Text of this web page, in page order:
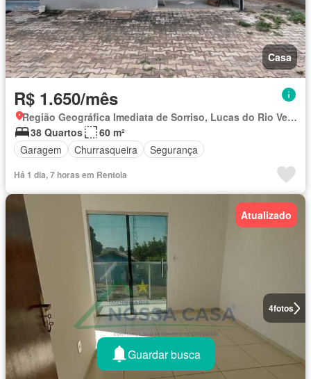
Casa
R$ 1.650/mês
Região Geográfica Imediata de Sorriso, Lucas do Rio Verde
38 Quartos
60 m²
Garagem
Churrasqueira Segurança
Há 1 dia, 7 horas em Rentola
4fotos
Atualizado
Guardar busca